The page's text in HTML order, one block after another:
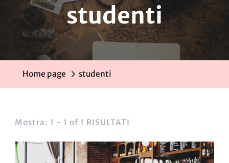
studenti
Home page studenti
Mostra: 1 - 1 of 1 RISULTATI